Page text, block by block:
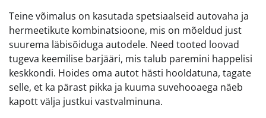
Teine võimalus on kasutada spetsiaalseid autovaha ja
hermeetikute kombinatsioone, mis on mõeldud just
suurema läbisõiduga autodele. Need tooted loovad
tugeva keemilise barjääri, mis talub paremini happelisi
keskkondi. Hoides oma autot hästi hooldatuna, tagate
selle, et ka pärast pikka ja kuuma suvehooaega näeb
kapott välja justkui vastvalminuna.